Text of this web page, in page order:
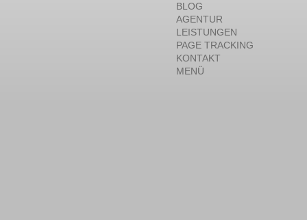
BLOG
AGENTUR
LEISTUNGEN
PAGE TRACKING
KONTAKT
MENÜ